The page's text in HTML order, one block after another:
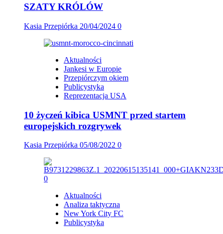
SZATY KRÓLÓW
Kasia Przepiórka 20/04/2024 0
Aktualności
Jankesi w Europie
Przepiórczym okiem
Publicystyka
Reprezentacja USA
10 życzeń kibica USMNT przed startem
europejskich rozgrywek
Kasia Przepiórka 05/08/2022 0
Aktualności
Analiza taktyczna
New York City FC
Publicystyka